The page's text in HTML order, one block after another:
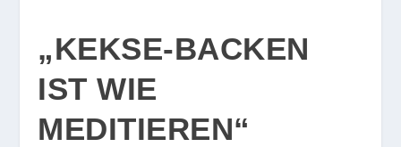
„KEKSE-BACKEN
IST WIE
MEDITIEREN“